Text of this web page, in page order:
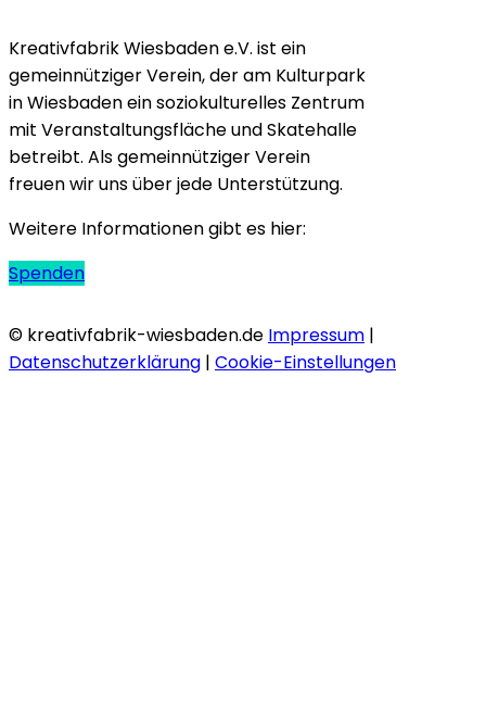
Kreativfabrik Wiesbaden e.V. ist ein
gemeinnütziger Verein, der am Kulturpark
in Wiesbaden ein soziokulturelles Zentrum
mit Veranstaltungsfläche und Skatehalle
betreibt. Als gemeinnütziger Verein
freuen wir uns über jede Unterstützung.
Weitere Informationen gibt es hier:
Spenden
© kreativfabrik-wiesbaden.de Impressum |
Datenschutzerklärung | Cookie-Einstellungen